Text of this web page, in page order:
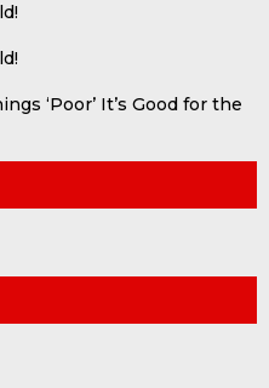
‘Poor’ It’s Good for the